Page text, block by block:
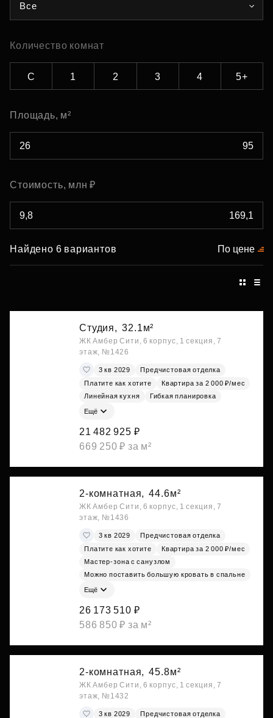
Все
Количество комнат
С 1 2 3 4 5+
Площадь, м²
Стоимость, млн ₽
Найдено 6 вариантов По цене
Студия, 32.1м²
ЖК Амбер Сити, 6 корпус, 1 секция, 7
этаж, №1426
3 кв 2029
Предчистовая отделка
Платите как хотите
Квартира за 2 000 ₽/мес
Линейная кухня
Гибкая планировка
Ещё
21 482 925 ₽
669 250 ₽ за м²
2-комнатная, 44.6м²
ЖК Амбер Сити, 6 корпус, 1 секция, 7
этаж, №1436
3 кв 2029
Предчистовая отделка
Платите как хотите
Квартира за 2 000 ₽/мес
Мастер-зона с санузлом
Можно поставить большую кровать в спальне
Ещё
26 173 510 ₽
586 850 ₽ за м²
2-комнатная, 45.8м²
ЖК Амбер Сити, 6 корпус, 1 секция, 7
этаж, №1432
3 кв 2029 Предчистовая отделка